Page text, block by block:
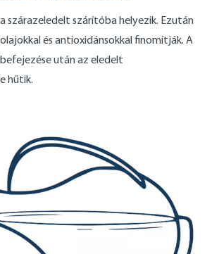
szárazeledelt szárítóba helyezik. Ezután
és antioxidánsokkal finomítják. A
után az eledelt
hűtik.